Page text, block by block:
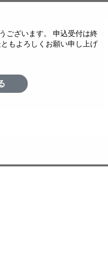
ございます。 申込受付は終
もよろしくお願い申し上げ